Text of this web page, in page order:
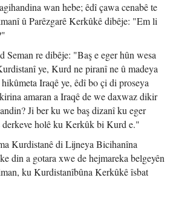
wan hebe; êdî çawa cenabê te
û Parêzgarê Kerkûkê dibêje: "Em li
Seman re dibêje: "Baş e eger hûn wesa
ye, Kurd ne piranî ne û madeya
Iraqê ye, êdî bo çi di proseya
amaran a Iraqê de we daxwaz dikir
Ji ber ku we baş dizanî ku eger
derkeve holê ku Kerkûk bi Kurd e."
Kurdistanê di Lijneya Bicihanîna
din a gotara xwe de hejmareka belgeyên
ku Kurdistanîbûna Kerkûkê îsbat